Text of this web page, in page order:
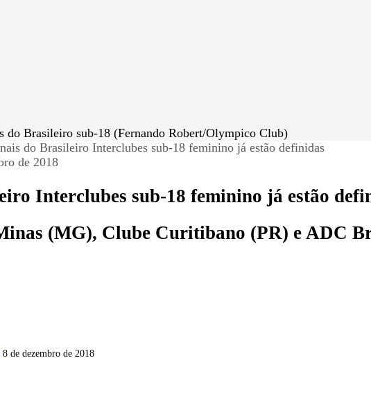
do Brasileiro sub-18 (Fernando Robert/Olympico Club)
do Brasileiro Interclubes sub-18 feminino já estão definidas
de 2018
Interclubes sub-18 feminino já estão
(MG), Clube Curitibano (PR) e ADC
8 de dezembro de 2018